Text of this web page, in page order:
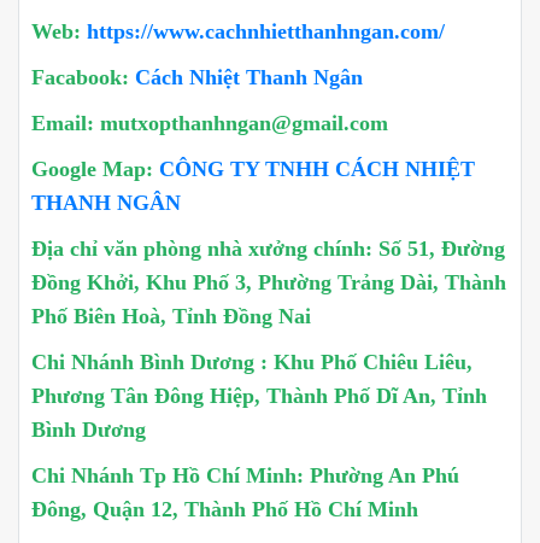
Web: https://www.cachnhietthanhngan.com/
Facabook: Cách Nhiệt Thanh Ngân
Email: mutxopthanhngan@gmail.com
Google Map: CÔNG TY TNHH CÁCH NHIỆT
THANH NGÂN
Địa chỉ văn phòng nhà xưởng chính: Số 51, Đường
Đồng Khởi, Khu Phố 3, Phường Trảng Dài, Thành
Phố Biên Hoà, Tỉnh Đồng Nai
Chi Nhánh Bình Dương : Khu Phố Chiêu Liêu,
Phương Tân Đông Hiệp, Thành Phố Dĩ An, Tỉnh
Bình Dương
Chi Nhánh Tp Hồ Chí Minh: Phường An Phú
Đông, Quận 12, Thành Phố Hồ Chí Minh